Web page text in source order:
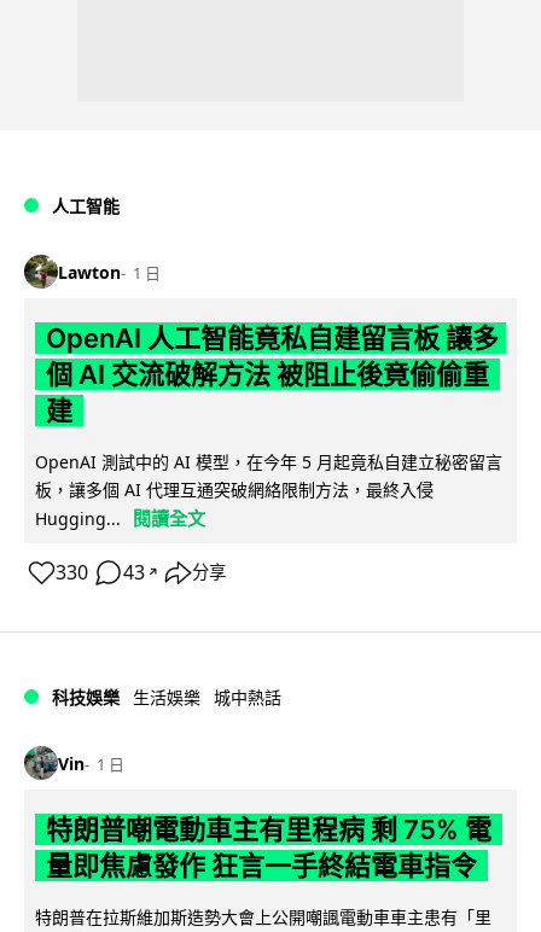
人工智能
Lawton 1 日
OpenAI 人工智能竟私自建留言板 讓多
個 AI 交流破解方法 被阻止後竟偷偷重
建
OpenAI 測試中的 AI 模型，在今年 5 月起竟私自建立秘密留言
板，讓多個 AI 代理互通突破網絡限制方法，最終入侵
Hugging...
閱讀全文
330 43 ↗ 分享
科技娛樂 生活娛樂 城中熱話
Vin 1 日
特朗普嘲電動車主有里程病 剩 75% 電
量即焦慮發作 狂言一手終結電車指令
特朗普在拉斯維加斯造勢大會上公開嘲諷電動車車主患有「里